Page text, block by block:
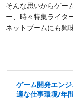
そんな思いからゲー
ー、時々特集ライタ
ネットブームにも興
ゲーム開発エン
適な仕事環境/年